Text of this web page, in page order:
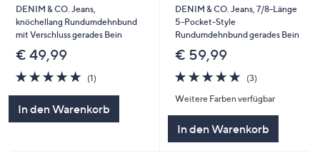
DENIM & CO. Jeans,
knöchellang Rundumdehnbund
mit Verschluss gerades Bein
€ 49,99
5.0
von
5
(1)
In den Warenkorb
DENIM & CO. Jeans, 7/8-Länge
5-Pocket-Style
Rundumdehnbund gerades Bein
€ 59,99
5.0
von
5
(3)3
Weitere Farben verfügbar
In den Warenkorb